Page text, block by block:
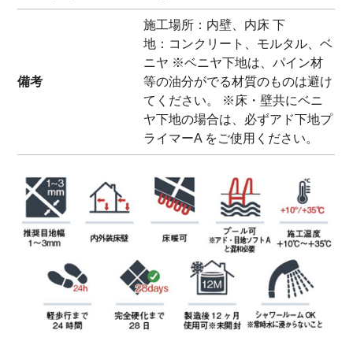
備考
施工場所：内壁、内床 下
地：コンクリート、モルタル、ベ
ニヤ ※ベニヤ下地は、パイン材
等の油分がでる材質のものは避け
てください。 ※床・壁共にベニ
ヤ下地の場合は、必ずアド下地プ
ライマーA をご使用ください。